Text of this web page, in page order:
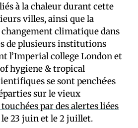
à la chaleur durant cette
villes, ainsi que la
climatique dans
de plusieurs institutions
l’Imperial college London et
hygiene & tropical
se sont penché·es
sur le vieux
par des alertes liées
23 juin et le 2 juillet.